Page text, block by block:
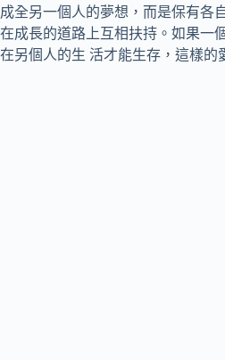
成全另一個人的夢想，而是保有各
在成長的道路上互相扶持。如果一
在另個人的生 活才能生存，這樣的